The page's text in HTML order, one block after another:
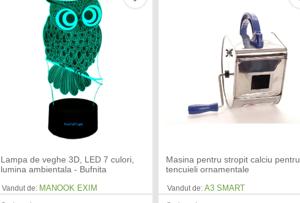
Lampa de veghe 3D, LED 7 culori,
lumina ambientala - Bufnita
Vandut de: MANOOK EXIM
Masina pentru stropit calciu pentru
tencuieli ornamentale
Vandut de: A3 SMART